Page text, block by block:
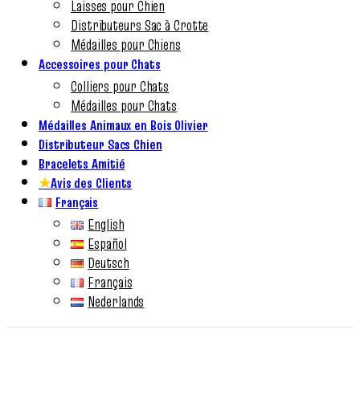
Laisses pour Chien
Distributeurs Sac à Crotte
Médailles pour Chiens
Accessoires pour Chats
Colliers pour Chats
Médailles pour Chats
Médailles Animaux en Bois Olivier
Distributeur Sacs Chien
Bracelets Amitié
★Avis des Clients
Français
English
Español
Deutsch
Français
Nederlands